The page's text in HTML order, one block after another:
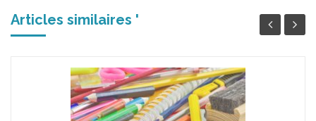
Articles similaires '